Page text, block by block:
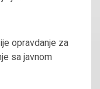
opravdanje za
sa javnom